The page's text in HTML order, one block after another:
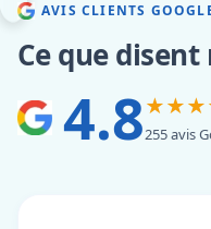
AVIS CLIENTS
Ce que
4.8255 avis